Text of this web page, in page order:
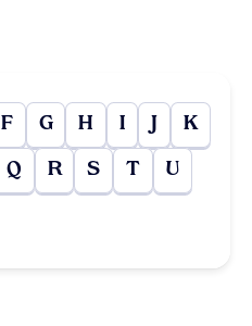
F G H I J K
Q R S T U